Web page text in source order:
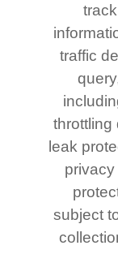
traffic
throttling
leak
subject